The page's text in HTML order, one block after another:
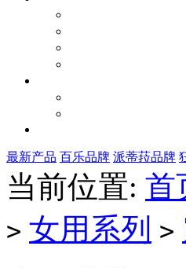
最新产品 百乐品牌 派蒂菈品牌
当前位置: 首
> 女用系列 >